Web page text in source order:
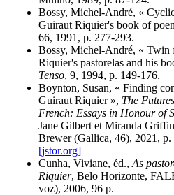
Bossy, Michel-André, «
Guiraut Riquier's book of
66, 1991, p. 277-293.
Bossy, Michel-André, « Twin
Riquier's pastorelas and his
Tenso, 9, 1994, p. 149-176.
Boynton, Susan, « Finding
Guiraut Riquier », The
French: Essays in Honour of
Jane Gilbert et Miranda
Brewer (Gallica, 46), 2021, p.
[jstor.org]
Cunha, Viviane, éd., As
Riquier, Belo Horizonte,
voz), 2006, 96 p.